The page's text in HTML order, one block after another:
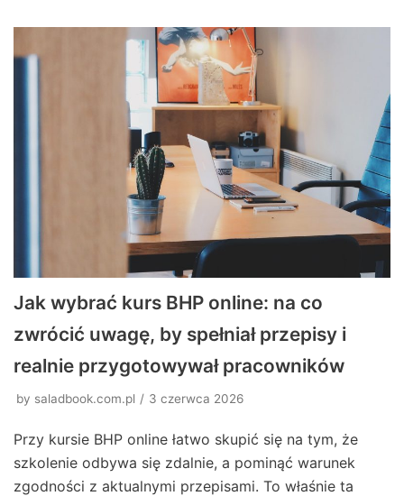
Jak wybrać kurs BHP online: na co
zwrócić uwagę, by spełniał przepisy i
realnie przygotowywał pracowników
by saladbook.com.pl 3 czerwca 2026
Przy kursie BHP online łatwo skupić się na tym, że
szkolenie odbywa się zdalnie, a pominąć warunek
zgodności z aktualnymi przepisami. To właśnie ta